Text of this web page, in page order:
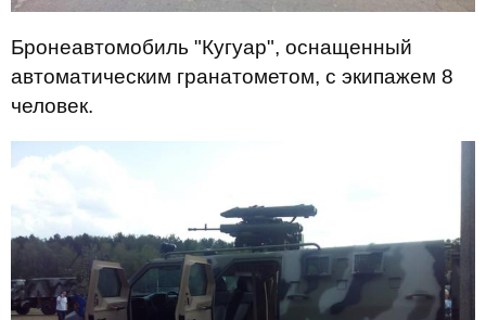
Бронеавтомобиль "Кугуар", оснащенный
автоматическим гранатометом, с экипажем 8
человек.